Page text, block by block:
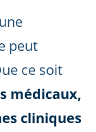
peut
ce soit
médicaux,
cliniques